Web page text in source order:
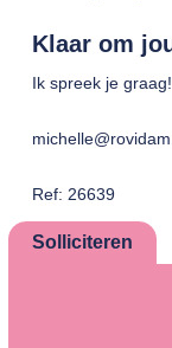
Klaar om
Ik spreek je graag!
Ref: 26639
Solliciteren